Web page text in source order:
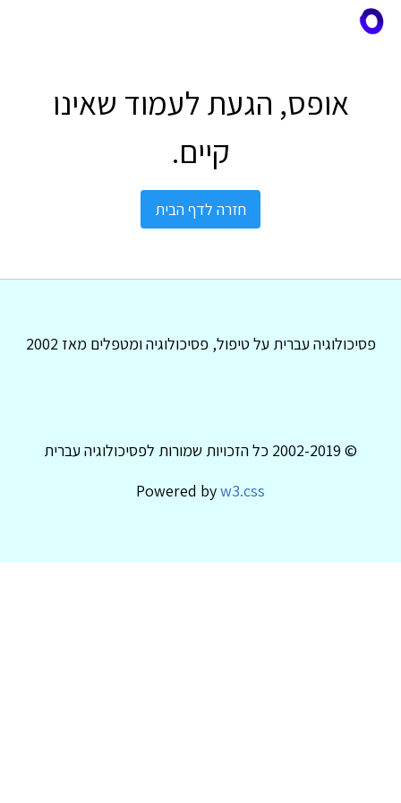
אופס, הגעת לעמוד שאינו
קיים.
חזרה לדף הבית
פסיכולוגיה עברית על טיפול, פסיכולוגיה ומטפלים מאז 2002
© 2002-2019 כל הזכויות שמורות לפסיכולוגיה עברית
Powered byw3.css